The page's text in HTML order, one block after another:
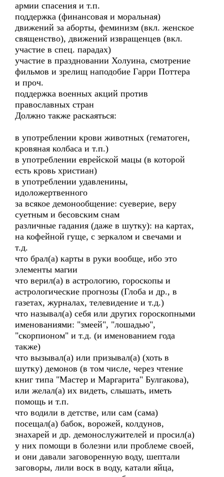
армии спасения и т.п.
поддержка (финансовая и моральная)
движений за аборты, феминизм (вкл. женское
священство), движений извращенцев (вкл.
участие в спец. парадах)
участие в праздновании Холуина, смотрение
фильмов и зрелищ наподобие Гарри Поттера
и проч.
поддержка военных акций против
православных стран
Должно также раскаяться:
в употреблении крови животных (гематоген,
кровяная колбаса и т.п.)
в употреблении еврейской мацы (в которой
есть кровь христиан)
в употреблении удавленины,
идоложертвенного
за всякое демонообщение: суеверие, веру
суетным и бесовским снам
различные гадания (даже в шутку): на картах,
на кофейной гуще, с зеркалом и свечами и
т.д.
что брал(а) карты в руки вообще, ибо это
элементы магии
что верил(а) в астрологию, гороскопы и
астрологические прогнозы (Глоба и др., в
газетах, журналах, телевидение и т.д.)
что называл(а) себя или других гороскопными
именованиями: "змеей", "лошадью",
"скорпионом" и т.д. (и именованием года
также)
что вызывал(а) или призывал(а) (хоть в
шутку) демонов (в том числе, через чтение
книг типа "Мастер и Маргарита" Булгакова),
или желал(а) их видеть, слышать, иметь
помощь и т.п.
что водили в детстве, или сам (сама)
посещал(а) бабок, ворожей, колдунов,
знахарей и др. демонослужителей и просил(а)
у них помощи в болезни или проблеме своей,
и они давали заговоренную воду, шептали
заговоры, лили воск в воду, катали яйца,